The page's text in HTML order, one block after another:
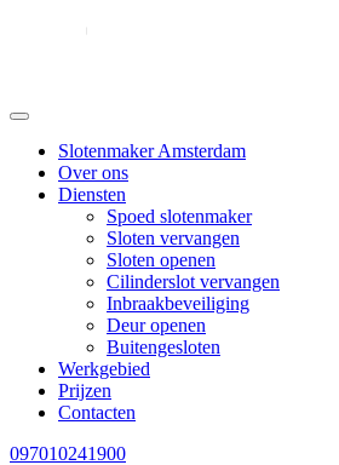
Slotenmaker Amsterdam
Over ons
Diensten
Spoed slotenmaker
Sloten vervangen
Sloten openen
Cilinderslot vervangen
Inbraakbeveiliging
Deur openen
Buitengesloten
Werkgebied
Prijzen
Contacten
097010241900